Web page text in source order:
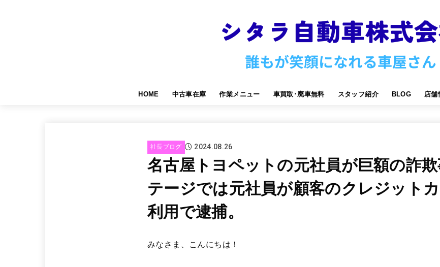
HOME 中古車在庫 作業メニュー 車買取･廃車無料 スタッフ紹介 BLOG 店舗
社長ブログ 2024.08.26
名古屋トヨペットの元社員が巨額の詐
テージでは元社員が顧客のクレジット
利用で逮捕。
みなさま、こんにちは！